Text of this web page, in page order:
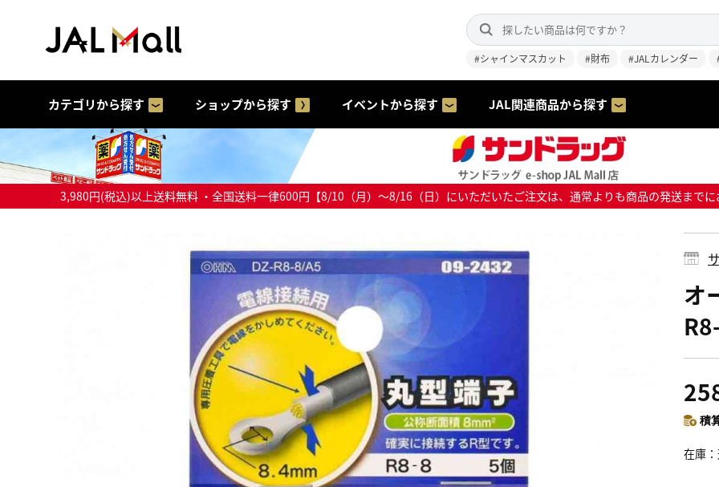
#シャインマスカット #財布 #JALカレンダー
カテゴリから探す ショップから探す イベントから探す JAL関連商品から探す
3,980円(税込)以上送料無料 ・全国送料一律600円【8/10（月）～8/16（日）にいただいたご注文は、通常よりも商品の発送まで
オ
積
在庫